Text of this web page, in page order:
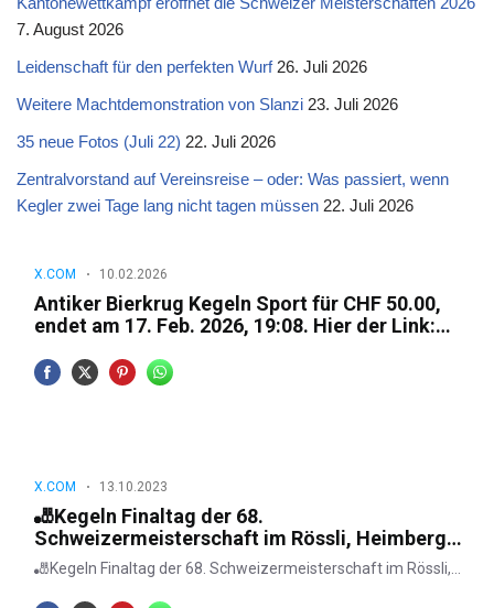
7. August 2026
Leidenschaft für den perfekten Wurf 26. Juli 2026
Weitere Machtdemonstration von Slanzi 23. Juli 2026
35 neue Fotos (Juli 22) 22. Juli 2026
Zentralvorstand auf Vereinsreise – oder: Was passiert, wenn
Kegler zwei Tage lang nicht tagen müssen 22. Juli 2026